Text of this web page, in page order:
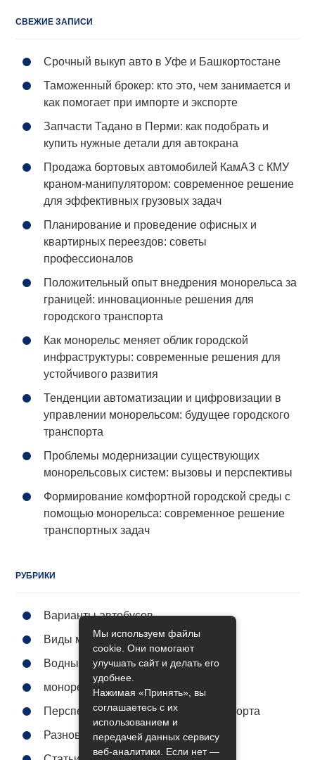
СВЕЖИЕ ЗАПИСИ
Срочный выкуп авто в Уфе и Башкортостане
Таможенный брокер: кто это, чем занимается и
как помогает при импорте и экспорте
Запчасти Тадано в Перми: как подобрать и
купить нужные детали для автокрана
Продажа бортовых автомобилей КамАЗ с КМУ
краном-манипулятором: современное решение
для эффективных грузовых задач
Планирование и проведение офисных и
квартирных переездов: советы
профессионалов
Положительный опыт внедрения монорельса за
границей: инновационные решения для
городского транспорта
Как монорельс меняет облик городской
инфраструктуры: современные решения для
устойчивого развития
Тенденции автоматизации и цифровизации в
управлении монорельсом: будущее городского
транспорта
Проблемы модернизации существующих
монорельсовых систем: вызовы и перспективы
Формирование комфортной городской среды с
помощью монорельса: современное решение
транспортных задач
РУБРИКИ
Варианты автобусов
Виды метро
Водный транспорт
монорельс городской
Перспективы общественного транспорта
Разновидности поездов
Мы используем файлы
cookie. Они помогают
улучшать сайт и делать его
удобнее.
Нажимая «Принять», вы
соглашаетесь с их
использованием и
передачей данных сервису
веб-аналитики. Если нет —